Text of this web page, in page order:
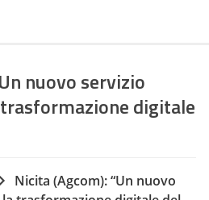
nuovo servizio
digitale
Nicita (Agcom): “Un nuovo